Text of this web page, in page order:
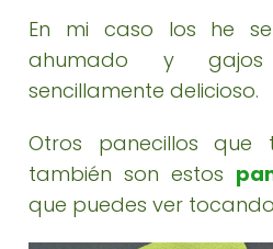
En mi caso los he
ahumado y
sencillamente delicioso.
Otros panecillos que
también son estos
que puedes ver